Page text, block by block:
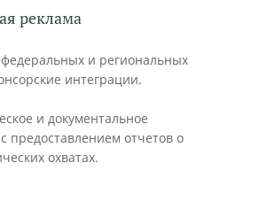
реклама
и региональных
интеграции.
и документальное
предоставлением отчетов о
охватах.